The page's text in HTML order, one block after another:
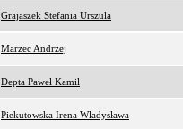
Grajaszek Stefania Urszula
Marzec Andrzej
Depta Paweł Kamil
Piekutowska Irena Władysława